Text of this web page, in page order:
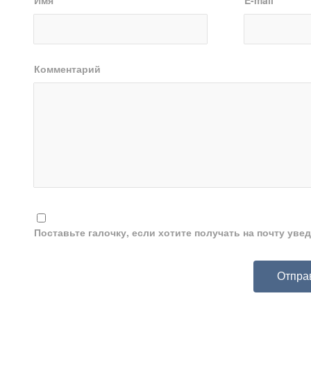
Комментарий
Поставьте галочку, если хотите получать на почту